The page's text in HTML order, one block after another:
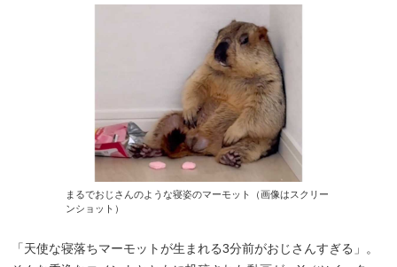
まるでおじさんのような寝姿のマーモット（画像はスクリー
ンショット）
「天使な寝落ちマーモットが生まれる3分前がおじさんすぎる」。